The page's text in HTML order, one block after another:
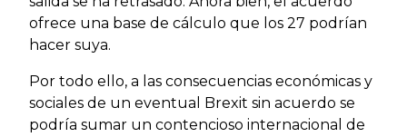
ofrece una base de cálculo que los 27 podrían
hacer suya.
Por todo ello, a las consecuencias económicas y
sociales de un eventual Brexit sin acuerdo se
podría sumar un contencioso internacional de